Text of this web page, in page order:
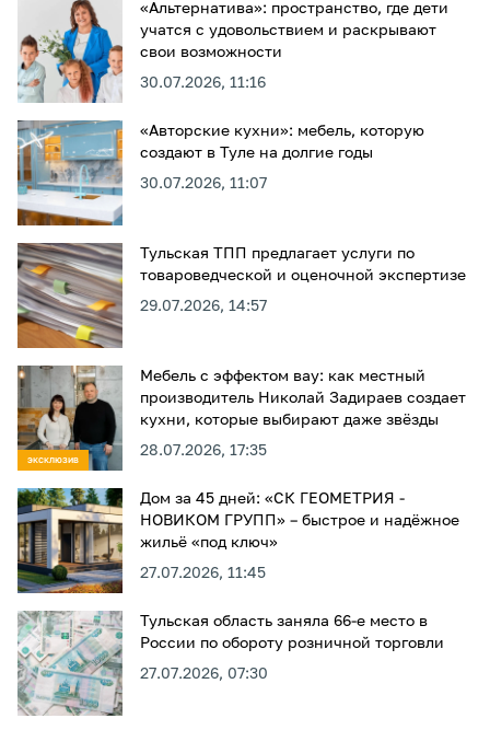
«Альтернатива»: пространство, где дети
учатся с удовольствием и раскрывают
свои возможности
30.07.2026, 11:16
«Авторские кухни»: мебель, которую
создают в Туле на долгие годы
30.07.2026, 11:07
Тульская ТПП предлагает услуги по
товароведческой и оценочной экспертизе
29.07.2026, 14:57
ЭКСКЛЮЗИВ
Мебель с эффектом вау: как местный
производитель Николай Задираев создает
кухни, которые выбирают даже звёзды
28.07.2026, 17:35
Дом за 45 дней: «СК ГЕОМЕТРИЯ -
НОВИКОМ ГРУПП» – быстрое и надёжное
жильё «под ключ»
27.07.2026, 11:45
Тульская область заняла 66-е место в
России по обороту розничной торговли
27.07.2026, 07:30